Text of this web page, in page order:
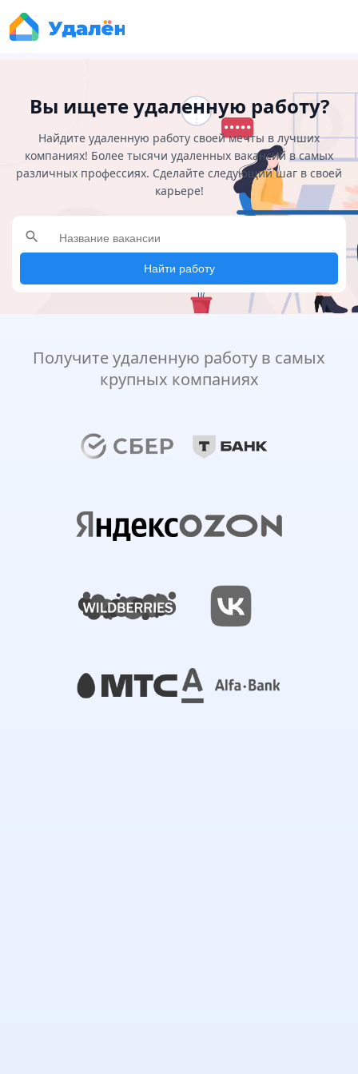
Вы ищете удаленную работу?
Найдите удаленную работу своей мечты в лучших
компаниях! Более тысячи удаленных вакансий в самых
различных профессиях. Сделайте следующий шаг в своей
карьере!
search
Найти работу
Получите удаленную работу в самых
крупных компаниях